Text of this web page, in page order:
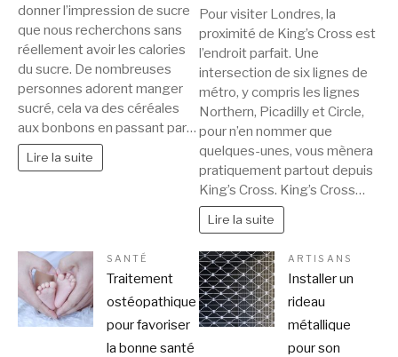
donner l’impression de sucre
que nous recherchons sans
réellement avoir les calories
du sucre. De nombreuses
personnes adorent manger
sucré, cela va des céréales
aux bonbons en passant par…
Lire la suite
Pour visiter Londres, la
proximité de King’s Cross est
l’endroit parfait. Une
intersection de six lignes de
métro, y compris les lignes
Northern, Picadilly et Circle,
pour n’en nommer que
quelques-unes, vous mènera
pratiquement partout depuis
King’s Cross. King’s Cross…
Lire la suite
SANTÉ
Traitement
ostéopathique
pour favoriser
la bonne santé
ARTISANS
Installer un
rideau
métallique
pour son